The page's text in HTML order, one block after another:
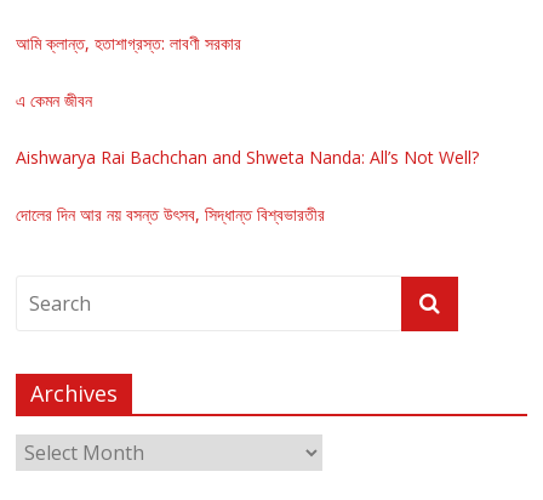
আমি ক্লান্ত, হতাশাগ্রস্ত: লাবণী সরকার
এ কেমন জীবন
Aishwarya Rai Bachchan and Shweta Nanda: All’s Not Well?
দোলের দিন আর নয় বসন্ত উৎসব, সিদ্ধান্ত বিশ্বভারতীর
Archives